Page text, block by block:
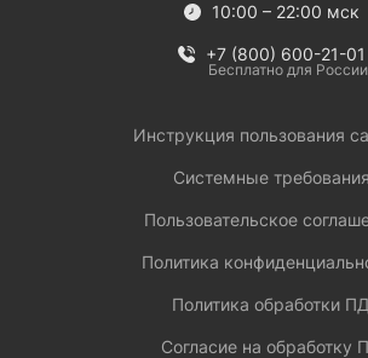
10:00 – 22:00 мск
+7 (800) 600-21-01
Бесплатно для России
Инструкция пользования
Системные требования
Пользовательское
Политика
Политика обработки ПД
Согласие на обработку